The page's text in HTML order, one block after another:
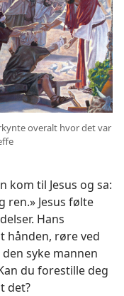
overalt hvor det var
kom til Jesus og sa:
ren.» Jesus følte
Hans
hånden, røre ved
den syke mannen
du forestille deg
det?